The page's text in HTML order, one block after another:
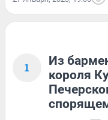
1
Из
короля